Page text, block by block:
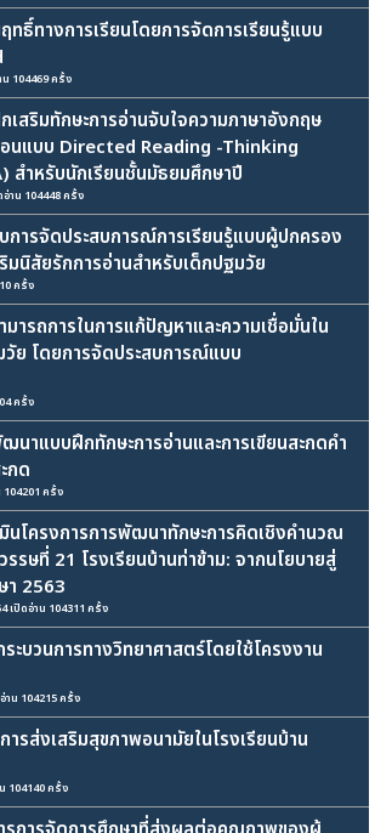
ธิ์ทางการเรียนโดยการจัดการเรียนรู้แบบ
น 104469 ครั้ง
สริมทักษะการอ่านจับใจความภาษาอังกฤษ
อนแบบ Directed Reading -Thinking
สำหรับนักเรียนชั้นมัธยมศึกษาปี
าน 104448 ครั้ง
ารจัดประสบการณ์การเรียนรู้แบบผู้ปกครอง
มนิสัยรักการอ่านสำหรับเด็กปฐมวัย
ครั้ง
มารถการในการแก้ปัญหาและความเชื่อมั่นใน
ย โดยการจัดประสบการณ์แบบ
ครั้ง
นาแบบฝึกทักษะการอ่านและการเขียนสะกดคำ
กด
ครั้ง
มินโครงการการพัฒนาทักษะการคิดเชิงคำนวณ
รษที่ 21 โรงเรียนบ้านท่าข้าม: จากนโยบายสู่
า 2563
เปิดอ่าน 104311 ครั้ง
ะบวนการทางวิทยาศาสตร์โดยใช้โครงงาน
น 104215 ครั้ง
ารส่งเสริมสุขภาพอนามัยในโรงเรียนบ้าน
104140 ครั้ง